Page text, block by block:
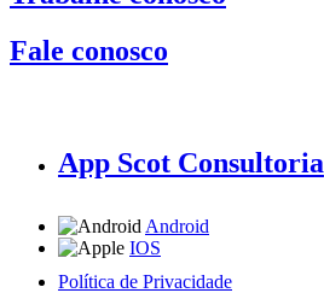
Fale conosco
App Scot Consultoria
Android
IOS
Política de Privacidade